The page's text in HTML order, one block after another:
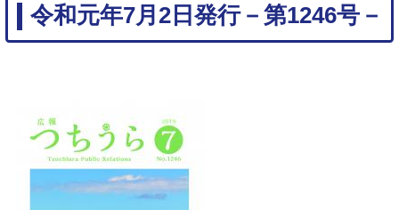
令和元年7月2日発行－第1246号－